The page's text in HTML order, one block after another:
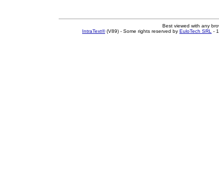
Best viewed with any
IntraText®(V89) - Some rights reserved by EuloTech SRL -